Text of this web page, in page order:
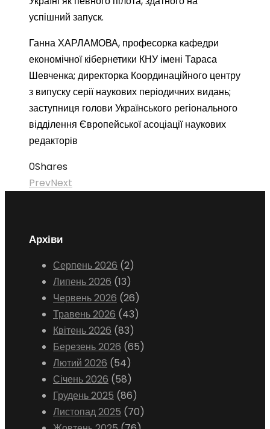
успішний запуск.
Ганна ХАРЛАМОВА, професорка кафедри
економічної кібернетики КНУ імені Тараса
Шевченка; директорка Координаційного центру
з випуску серії наукових періодичних видань;
заступниця голови Українського регіонального
відділення Європейської асоціації наукових
редакторів
0Shares
PrevNext
Архіви
Серпень 2026 (2)
Липень 2026 (13)
Червень 2026 (26)
Травень 2026 (43)
Квітень 2026 (83)
Березень 2026 (65)
Лютий 2026 (54)
Січень 2026 (58)
Грудень 2025 (86)
Листопад 2025 (70)